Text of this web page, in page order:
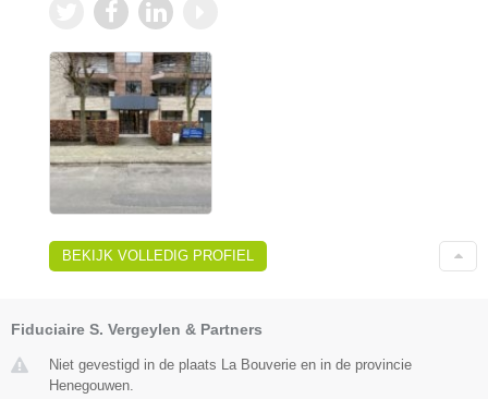
BEKIJK VOLLEDIG PROFIEL
Fiduciaire S. Vergeylen & Partners
Niet gevestigd in de plaats La Bouverie en in de provincie
Henegouwen.